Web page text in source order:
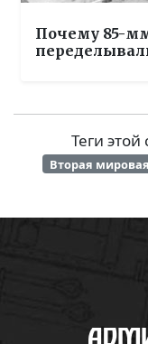
Почему 85-
Теги этой
Вторая